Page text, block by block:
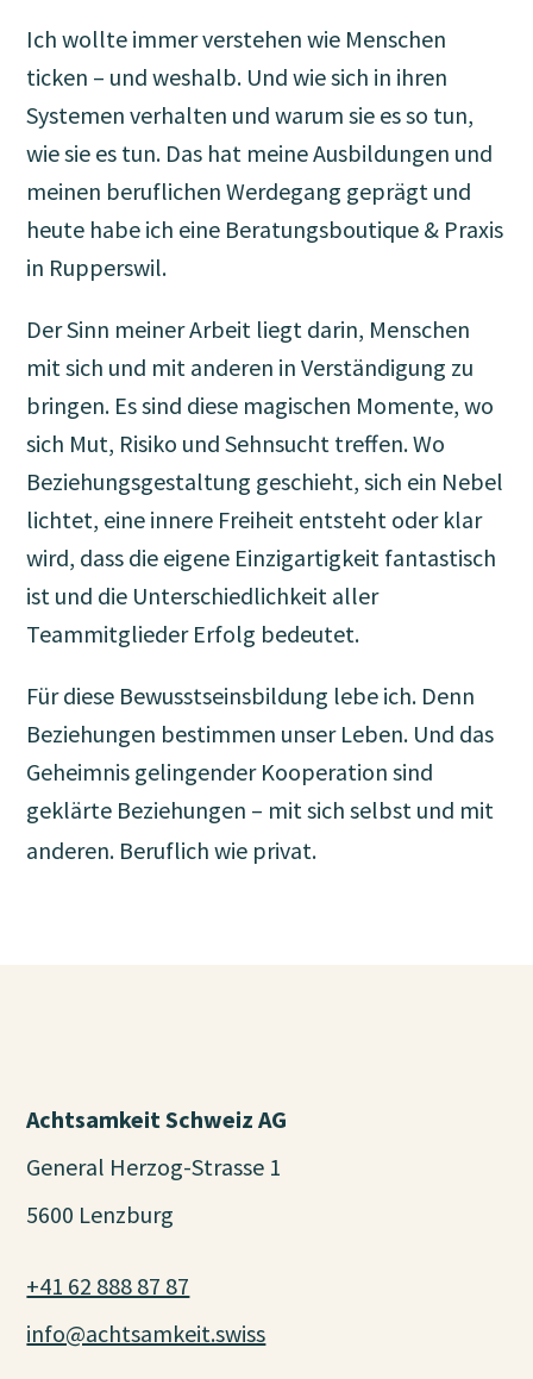
Ich wollte immer verstehen wie Menschen
ticken – und weshalb. Und wie sich in ihren
Systemen verhalten und warum sie es so tun,
wie sie es tun. Das hat meine Ausbildungen und
meinen beruflichen Werdegang geprägt und
heute habe ich eine Beratungsboutique & Praxis
in Rupperswil.
Der Sinn meiner Arbeit liegt darin, Menschen
mit sich und mit anderen in Verständigung zu
bringen. Es sind diese magischen Momente, wo
sich Mut, Risiko und Sehnsucht treffen. Wo
Beziehungsgestaltung geschieht, sich ein Nebel
lichtet, eine innere Freiheit entsteht oder klar
wird, dass die eigene Einzigartigkeit fantastisch
ist und die Unterschiedlichkeit aller
Teammitglieder Erfolg bedeutet.
Für diese Bewusstseinsbildung lebe ich. Denn
Beziehungen bestimmen unser Leben. Und das
Geheimnis gelingender Kooperation sind
geklärte Beziehungen – mit sich selbst und mit
anderen. Beruflich wie privat.
Achtsamkeit Schweiz AG
General Herzog-Strasse 1
5600 Lenzburg
+41 62 888 87 87
info@achtsamkeit.swiss